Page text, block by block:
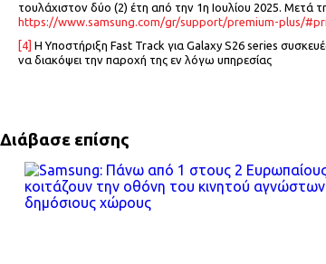
τουλάχιστον δύο (2) έτη από την 1η Ιουλίου 2025. Μετά
https://www.samsung.com/gr/support/premium-plus/
[4] Η Υποστήριξη Fast Track για Galaxy S26 series
να διακόψει την παροχή της εν λόγω υπηρεσίας
Διάβασε επίσης